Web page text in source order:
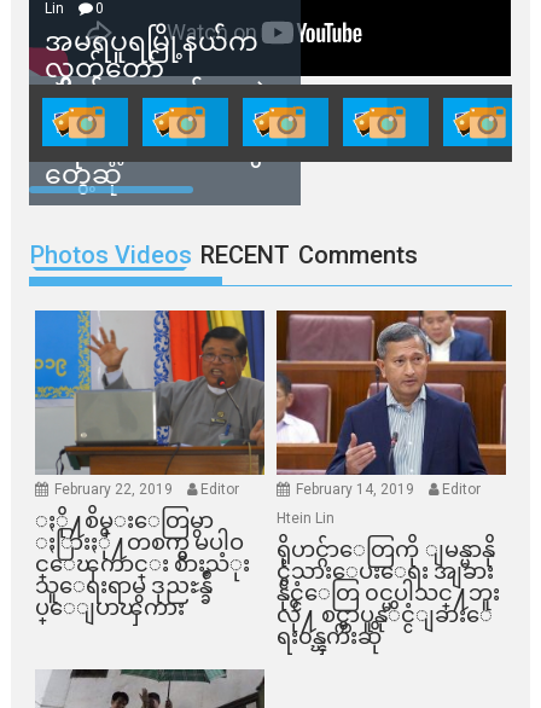
Lin 0
အမရပူရမြို့နယ်က
လွှတ်တော်
ကိုယ်စားလှယ်တွေနဲ့
နေအိမ်တွေဖျက်သိမ်း
ခံရမယ့် ဒေသခံတွေ
တွေ့ဆုံ
Photos Videos RECENT Comments
February 22, 2019 Editor
ႏို႔စိမ္းေတြမွာ
ႏြားႏို႔တစက္မွ မပါဝ
င္ေၾကာင္း စားသံုး
သူေရးရာမွ ဒုညႊန္ခ်ဳ
ပ္ေျပာၾကား
February 14, 2019
Editor
Htein Lin
ရိုဟင္ဂ်ာေတြကို ျမန္မာနို
င္ငံသားေပးေရး အျခား
နိုင္ငံေတြ ၀င္မပါသင္႔ဘူး
လို႔ စင္ကာပူနုိင္ငံျခားေ
ရး၀န္ၾကီးဆို